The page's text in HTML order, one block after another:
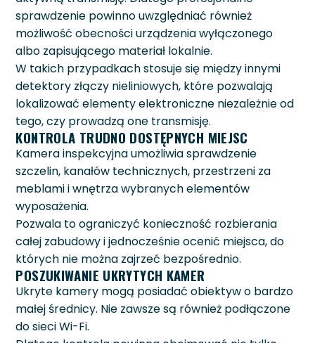
sprawdzenie powinno uwzględniać również
możliwość obecności urządzenia wyłączonego
albo zapisującego materiał lokalnie.
W takich przypadkach stosuje się między innymi
detektory złączy nieliniowych, które pozwalają
lokalizować elementy elektroniczne niezależnie od
tego, czy prowadzą one transmisję.
KONTROLA TRUDNO DOSTĘPNYCH MIEJSC
Kamera inspekcyjna umożliwia sprawdzenie
szczelin, kanałów technicznych, przestrzeni za
meblami i wnętrza wybranych elementów
wyposażenia.
Pozwala to ograniczyć konieczność rozbierania
całej zabudowy i jednocześnie ocenić miejsca, do
których nie można zajrzeć bezpośrednio.
POSZUKIWANIE UKRYTYCH KAMER
Ukryte kamery mogą posiadać obiektyw o bardzo
małej średnicy. Nie zawsze są również podłączone
do sieci Wi-Fi.